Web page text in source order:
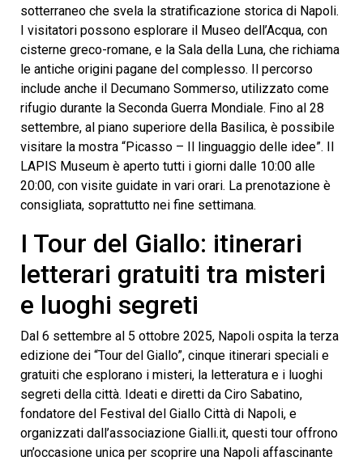
sotterraneo che svela la stratificazione storica di Napoli.
I visitatori possono esplorare il Museo dell’Acqua, con
cisterne greco-romane, e la Sala della Luna, che richiama
le antiche origini pagane del complesso. Il percorso
include anche il Decumano Sommerso, utilizzato come
rifugio durante la Seconda Guerra Mondiale. Fino al 28
settembre, al piano superiore della Basilica, è possibile
visitare la mostra “Picasso – Il linguaggio delle idee”. Il
LAPIS Museum è aperto tutti i giorni dalle 10:00 alle
20:00, con visite guidate in vari orari. La prenotazione è
consigliata, soprattutto nei fine settimana.
I Tour del Giallo: itinerari
letterari gratuiti tra misteri
e luoghi segreti
Dal 6 settembre al 5 ottobre 2025, Napoli ospita la terza
edizione dei “Tour del Giallo”, cinque itinerari speciali e
gratuiti che esplorano i misteri, la letteratura e i luoghi
segreti della città. Ideati e diretti da Ciro Sabatino,
fondatore del Festival del Giallo Città di Napoli, e
organizzati dall’associazione Gialli.it, questi tour offrono
un’occasione unica per scoprire una Napoli affascinante